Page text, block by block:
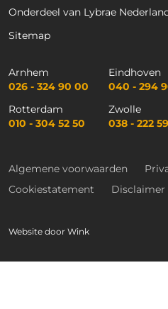
Onderdeel van Lybrae
Sitemap
Arnhem
026 - 324 90 00
Eindhoven
040 - 294
Rotterdam
010 - 304 52 50
Zwolle
038 - 222
Algemene voorwaarden
Cookiestatement
Disclaimer
Website door Wink